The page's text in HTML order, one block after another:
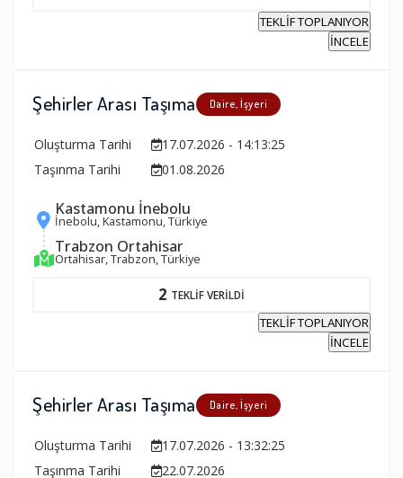
TEKLİF TOPLANIYOR
İNCELE
Şehirler Arası Taşıma Daire, İşyeri
Oluşturma Tarihi
17.07.2026 - 14:13:25
Taşınma Tarihi
01.08.2026
Kastamonu İnebolu
İnebolu, Kastamonu, Türkiye
Trabzon Ortahisar
Ortahisar, Trabzon, Türkiye
2 TEKLİF VERİLDİ
TEKLİF TOPLANIYOR
İNCELE
Şehirler Arası Taşıma Daire, İşyeri
Oluşturma Tarihi
17.07.2026 - 13:32:25
Taşınma Tarihi
22.07.2026